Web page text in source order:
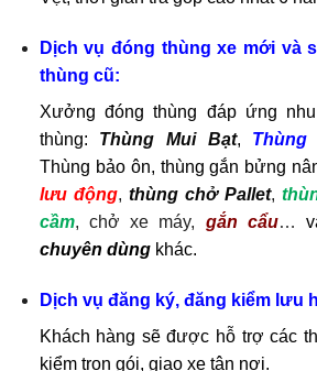
Dịch vụ đóng thùng xe mới và
thùng cũ:
Xưởng đóng thùng đáp ứng
thùng: Thùng Mui Bạt, Thùng
Thùng bảo ôn, thùng gắn bửng
lưu động, thùng chở Pallet,
cầm, chở xe máy, gắn cẩu…
chuyên dùng khác.
Dịch vụ đăng ký, đăng kiểm lưu
Khách hàng sẽ được hỗ trợ các
kiểm trọn gói, giao xe tận nơi.